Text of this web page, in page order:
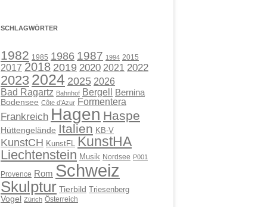
SCHLAGWÖRTER
1982 1985 1986 1987 1994 2015
2017 2018 2019 2020 2021 2022
2023 2024 2025 2026
Bad Ragartz Bahnhof Bergell Bernina
Bodensee Côte d’Azur Formentera
Frankreich Hagen Haspe
Hüttengelände Italien KB-V
KunstCH KunstFL KunstHA
Liechtenstein Musik Nordsee P001
Provence Rom Schweiz
Skulptur Tierbild Triesenberg
Vogel
Zürich Österreich